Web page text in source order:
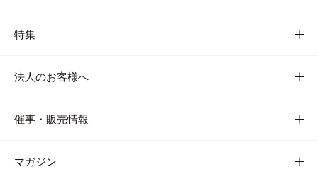
特集
法人のお客様へ
催事・販売情報
マガジン